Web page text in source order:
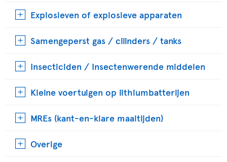
Explosieven of explosieve apparaten
Samengeperst gas / cilinders / tanks
Insecticiden / Insectenwerende middelen
Kleine voertuigen op lithiumbatterijen
MREs (kant-en-klare maaltijden)
Overige